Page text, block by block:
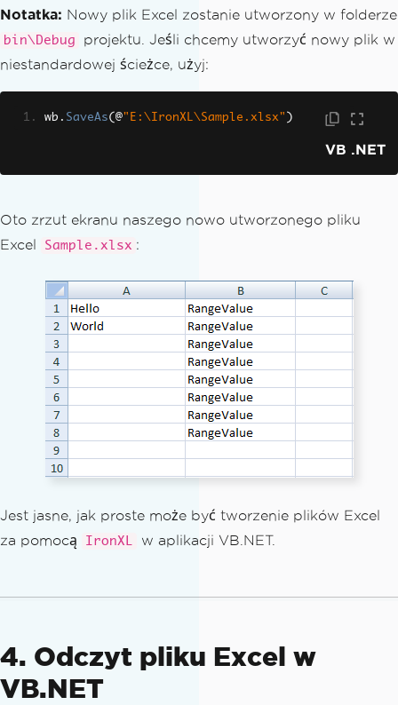
' Save the workbook as "Sample.xls
x"
    wb.SaveAs("Sample.xlsx")
Notatka: Nowy plik Excel zostanie utworzony w folderze
bin\Debug
projektu. Jeśli chcemy utworzyć nowy plik w
niestandardowej ścieżce, użyj:
wb . SaveAs(@"E:\IronXL\Sample.xlsx" )
VB .NET
Oto zrzut ekranu naszego nowo utworzonego pliku
Excel
Sample.xlsx :
Jest jasne, jak proste może być tworzenie plików Excel
za pomocą
IronXL w aplikacji VB.NET.
4. Odczyt pliku Excel w
VB.NET